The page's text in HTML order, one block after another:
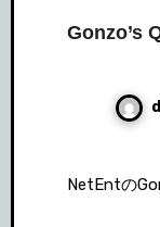
Gonzo’s
NetEntの